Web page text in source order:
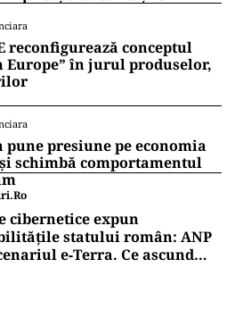
reconfigurează conceptul
Europe” în jurul produselor,
pune presiune pe economia
schimbă comportamentul
cibernetice expun
statului român: ANP
e‑Terra. Ce ascund